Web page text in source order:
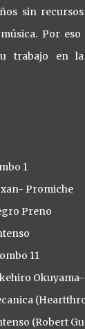
sin
Por eso
trabajo en
1
Promiche
Preno
11
Okuyama-
(Robert